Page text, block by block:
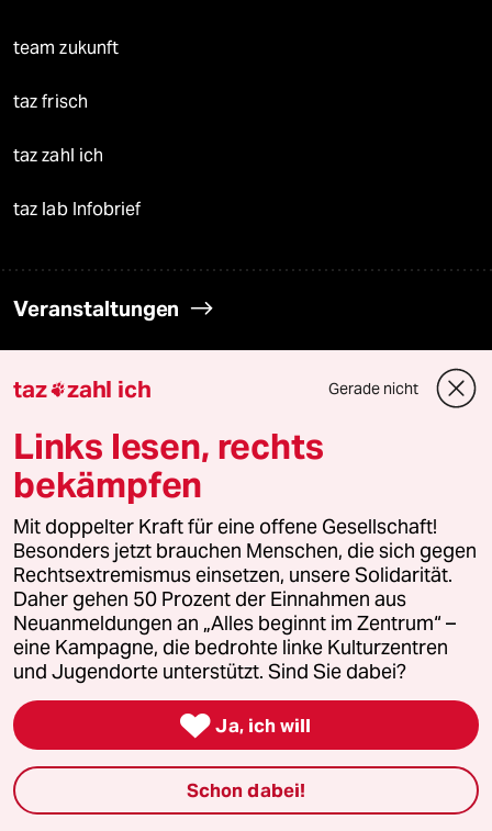
team zukunft
taz frisch
taz zahl ich
taz lab Infobrief
Veranstaltungen
Vor Ort
Live im Stream
Vergangene
taz lab 2027
Mehr taz Lesestoff
taz FUTURZWEI
taz zahl ich Gerade nicht
Links lesen, rechts
bekämpfen
Mit doppelter Kraft für eine offene Gesellschaft!
Besonders jetzt brauchen Menschen, die sich gegen
Rechtsextremismus einsetzen, unsere Solidarität.
Daher gehen 50 Prozent der Einnahmen aus
Neuanmeldungen an „Alles beginnt im Zentrum“ –
eine Kampagne, die bedrohte linke Kulturzentren
und Jugendorte unterstützt. Sind Sie dabei?
 Ja, ich will
Schon dabei!